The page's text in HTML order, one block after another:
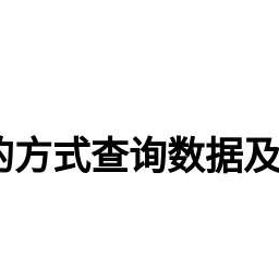
方式查询数据